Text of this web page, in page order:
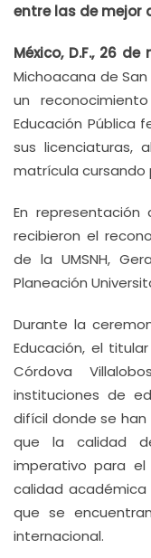
entre las de mejor
México, D.F., 26
Michoacana de San
un
Educación Pública
sus licenciaturas,
matrícula cursando
En representación
recibieron el
de la UMSNH,
Planeación
Durante la
Educación, el
Córdova
instituciones de
difícil donde se
que la calidad
imperativo para
calidad
que se
internacional.